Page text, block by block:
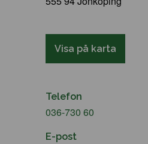
Visa på karta
Telefon
036-730 60
E-post